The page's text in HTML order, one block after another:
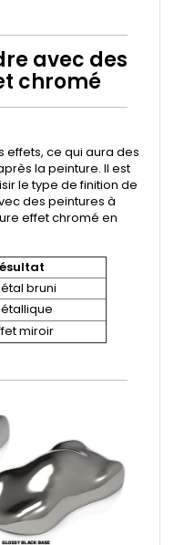
avec des
chromé
effets, ce qui aura des
la peinture. Il est
le type de finition de
des peintures à
effet chromé en
bruni
miroir